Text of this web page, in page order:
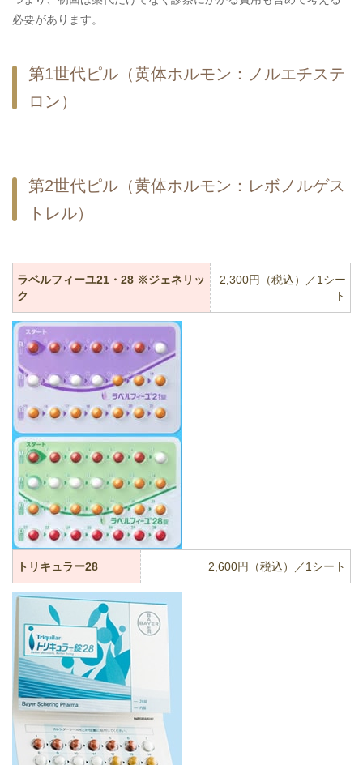
必要があります。
第1世代ピル（黄体ホルモン：ノルエチステ
ロン）
第2世代ピル（黄体ホルモン：レボノルゲス
トレル）
ラベルフィーユ21・28 ※ジェネリッ
ク
2,300円（税込）／1シー
ト
トリキュラー28 2,600円（税込）／1シート